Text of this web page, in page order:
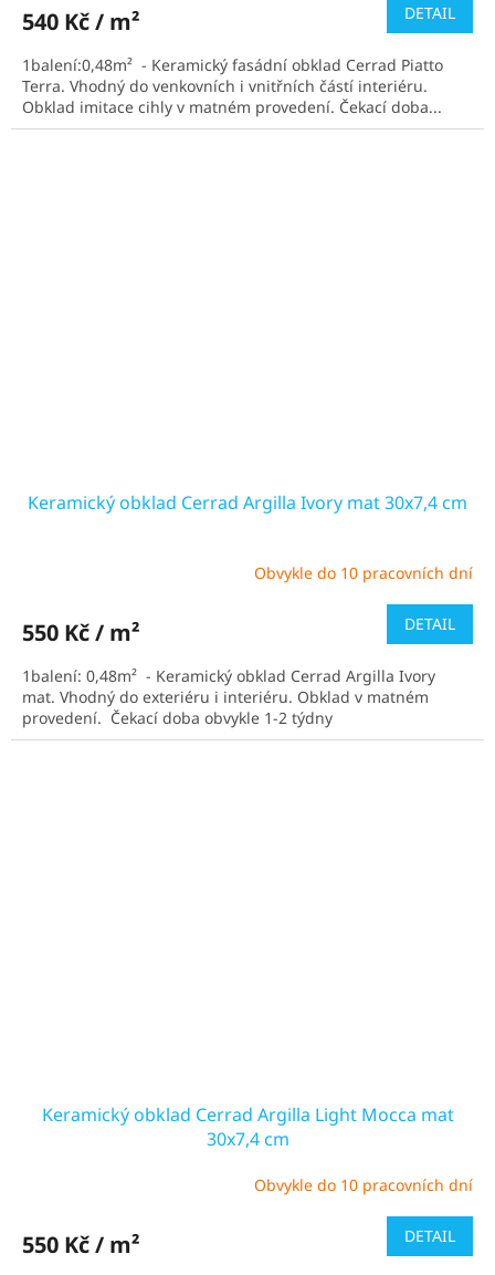
je
z
5
hvězdiček.
540 Kč / m² DETAIL
1balení:0,48m² - Keramický fasádní obklad Cerrad Piatto
Terra. Vhodný do venkovních i vnitřních částí interiéru.
Obklad imitace cihly v matném provedení. Čekací doba...
Keramický obklad Cerrad Argilla Ivory mat 30x7,4 cm
je
z
5
hvězdiček.
Obvykle do 10 pracovních dní
550 Kč / m² DETAIL
1balení: 0,48m² - Keramický obklad Cerrad Argilla Ivory
mat. Vhodný do exteriéru i interiéru. Obklad v matném
provedení. Čekací doba obvykle 1-2 týdny
Keramický obklad Cerrad Argilla Light Mocca mat
30x7,4 cm
je
Obvykle do 10 pracovních dní
550 Kč / m² DETAIL